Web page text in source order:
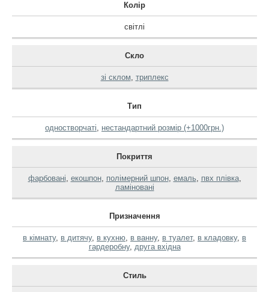
Колір
світлі
Скло
зі склом, триплекс
Тип
одностворчаті, нестандартний розмір (+1000грн.)
Покриття
фарбовані, екошпон, полімерний шпон, емаль, пвх плівка,
ламіновані
Призначення
в кімнату, в дитячу, в кухню, в ванну, в туалет, в кладовку, в
гардеробну, друга вхідна
Стиль